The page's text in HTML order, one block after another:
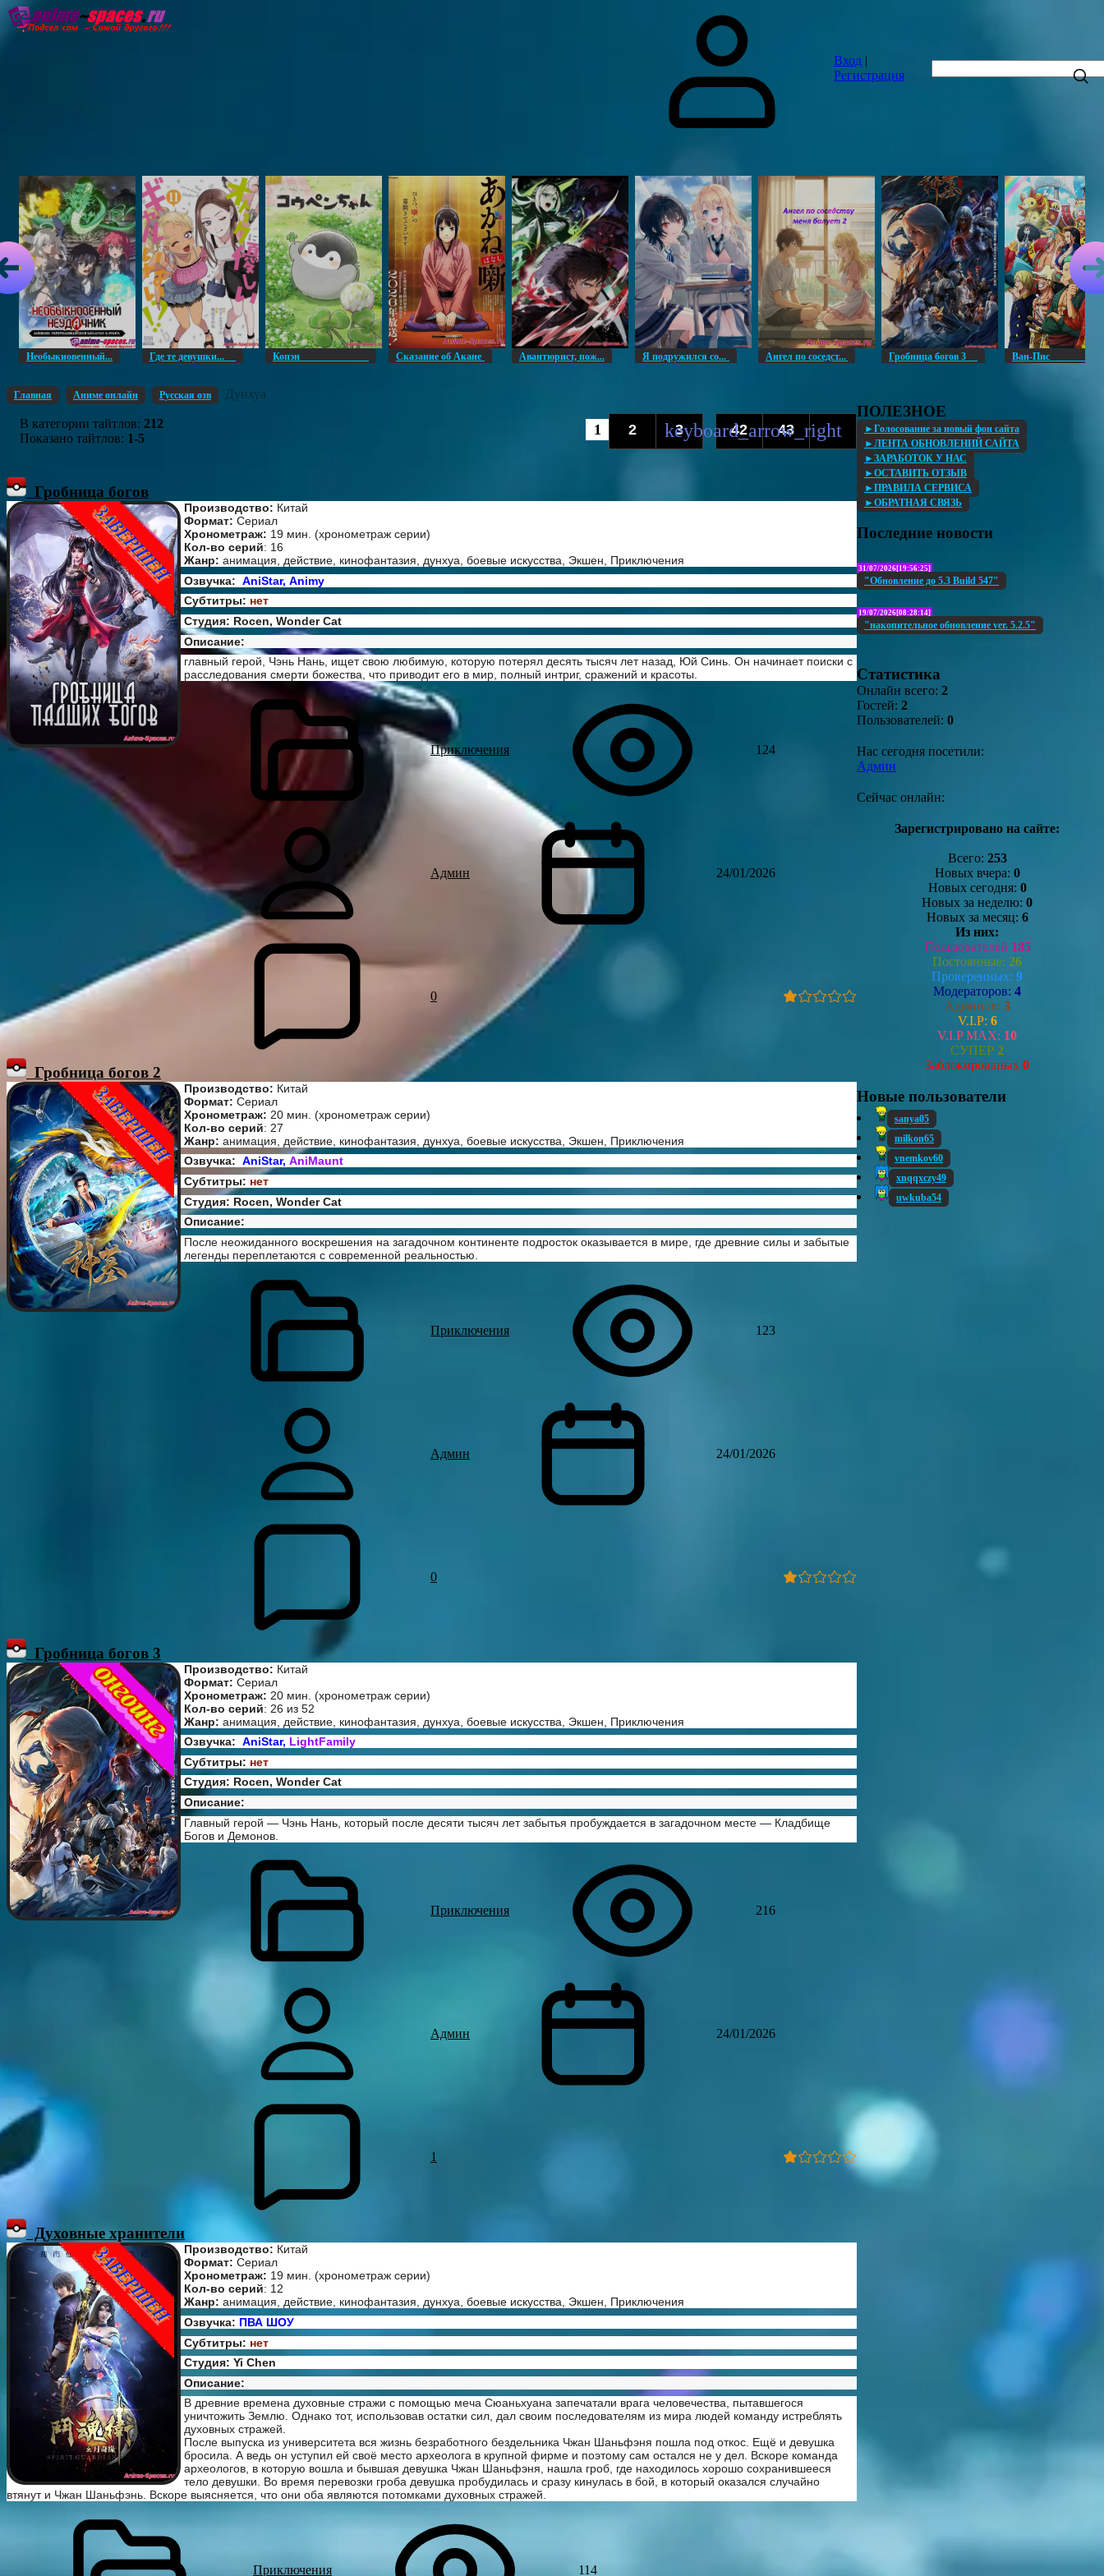
Вход |
Регистрация
Необыкновенный... Где те девушки... Копэн Сказание об Акане Авантюрист, пож... Я подружился со... Ангел по соседст... Гробница богов 3 Ван-
Главная Аниме онлайн Русская озв Дунхуа
В категории тайтлов: 212
Показано тайтлов: 1-5
1 2 3 ... 42 43
Гробница богов
Производство: Китай
Формат: Сериал
Хронометраж: 19 мин. (хронометраж серии)
Кол-во серий: 16
Жанр: анимация, действие, кинофантазия, дунхуа, боевые искусства, Экшен, Приключения
Озвучка: AniStar, Animy
Субтитры: нет
Студия: Rocen, Wonder Cat
Описание:
главный герой, Чэнь Нань, ищет свою любимую, которую потерял десять тысяч лет назад, Юй Синь. Он начинает поиски с
расследования смерти божества, что приводит его в мир, полный интриг, сражений и красоты.
Приключения 124
Админ 24/01/2026
0
Гробница богов 2
Производство: Китай
Формат: Сериал
Хронометраж: 20 мин. (хронометраж серии)
Кол-во серий: 27
Жанр: анимация, действие, кинофантазия, дунхуа, боевые искусства, Экшен, Приключения
Озвучка: AniStar, AniMaunt
Субтитры: нет
Студия: Rocen, Wonder Cat
Описание:
После неожиданного воскрешения на загадочном континенте подросток оказывается в мире, где древние силы и забытые
легенды переплетаются с современной реальностью.
Приключения 123
Админ 24/01/2026
0
Гробница богов 3
Производство: Китай
Формат: Сериал
Хронометраж: 20 мин. (хронометраж серии)
Кол-во серий: 26 из 52
Жанр: анимация, действие, кинофантазия, дунхуа, боевые искусства, Экшен, Приключения
Озвучка: AniStar, LightFamily
Субтитры: нет
Студия: Rocen, Wonder Cat
Описание:
Главный герой — Чэнь Нань, который после десяти тысяч лет забытья пробуждается в загадочном месте — Кладбище
Богов и Демонов.
Приключения 216
Админ 24/01/2026
1
Духовные хранители
Производство: Китай
Формат: Сериал
Хронометраж: 19 мин. (хронометраж серии)
Кол-во серий: 12
Жанр: анимация, действие, кинофантазия, дунхуа, боевые искусства, Экшен, Приключения
Озвучка: ПВА ШОУ
Субтитры: нет
Студия: Yi Chen
Описание:
В древние времена духовные стражи с помощью меча Сюаньхуана запечатали врага человечества, пытавшегося
уничтожить Землю. Однако тот, использовав остатки сил, дал своим последователям из мира людей команду истреблять
духовных стражей.
После выпуска из университета вся жизнь безработного бездельника Чжан Шаньфэня пошла под откос. Ещё и девушка
бросила. А ведь он уступил ей своё место археолога в крупной фирме и поэтому сам остался не у дел. Вскоре команда
археологов, в которую вошла и бывшая девушка Чжан Шаньфэня, нашла гроб, где находилось хорошо сохранившееся
тело девушки. Во время перевозки гроба девушка пробудилась и сразу кинулась в бой, в который оказался случайно
втянут и Чжан Шаньфэнь. Вскоре выясняется, что они оба являются потомками духовных стражей.
Приключения 114
ПОЛЕЗНОЕ
►Голосование за новый фон сайта
►ЛЕНТА ОБНОВЛЕНИЙ САЙТА
►ЗАРАБОТОК У НАС
►ОСТАВИТЬ ОТЗЫВ
►ПРАВИЛА СЕРВИСА
►ОБРАТНАЯ СВЯЗЬ
Последние новости
31/07/2026[19:56:25]
"Обновление до 5.3 Build 547"
19/07/2026[08:28:14]
"накопительное обновление ver. 5.2.5"
Статистика
Онлайн всего: 2
Гостей: 2
Пользователей: 0
Нас сегодня посетили:
Админ
Сейчас онлайн:
Зарегистрировано на сайте:
Всего: 253
Новых вчера: 0
Новых сегодня: 0
Новых за неделю: 0
Новых за месяц: 6
Из них:
Пользователей 185
Постоянные: 26
Проверенных: 9
Модераторов: 4
Админов: 3
V.I.P: 6
V.I.P MAX: 10
СУПЕР 2
Заблокированых 0
Новые пользователи
sanya05
milkon65
vnemkov60
xnqqxczy49
uwkuba54